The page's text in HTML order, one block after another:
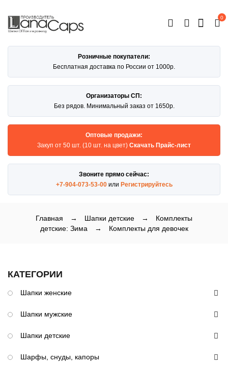
0
КАТАЛОГ
Розничные покупатели:
Бесплатная доставка по России от 1000р.
Организаторы СП:
Без рядов. Минимальный заказ от 1650р.
Оптовые продажи:
Закуп от 50 шт. (10 шт. на цвет) Скачать Прайс-лист
Звоните прямо сейчас:
+7-904-073-53-00или Регистрируйтесь
Главная → Шапки детские →
Комплекты
детские: Зима
→ Комплекты для девочек
КАТЕГОРИИ
Шапки женские
Шапки мужские
Шапки детские
Шарфы, снуды, капоры